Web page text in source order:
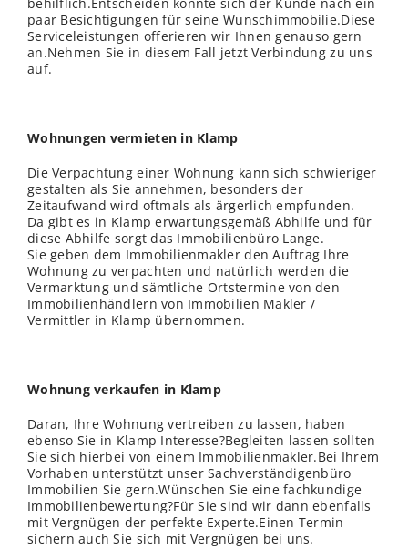
behilflich.Entscheiden konnte sich der Kunde nach ein
paar Besichtigungen für seine Wunschimmobilie.Diese
Serviceleistungen offerieren wir Ihnen genauso gern
an.Nehmen Sie in diesem Fall jetzt Verbindung zu uns
auf.
Wohnungen vermieten in Klamp
Die Verpachtung einer Wohnung kann sich schwieriger
gestalten als Sie annehmen, besonders der
Zeitaufwand wird oftmals als ärgerlich empfunden.
Da gibt es in Klamp erwartungsgemäß Abhilfe und für
diese Abhilfe sorgt das Immobilienbüro Lange.
Sie geben dem Immobilienmakler den Auftrag Ihre
Wohnung zu verpachten und natürlich werden die
Vermarktung und sämtliche Ortstermine von den
Immobilienhändlern von Immobilien Makler /
Vermittler in Klamp übernommen.
Wohnung verkaufen in Klamp
Daran, Ihre Wohnung vertreiben zu lassen, haben
ebenso Sie in Klamp Interesse?Begleiten lassen sollten
Sie sich hierbei von einem Immobilienmakler.Bei Ihrem
Vorhaben unterstützt unser Sachverständigenbüro
Immobilien Sie gern.Wünschen Sie eine fachkundige
Immobilienbewertung?Für Sie sind wir dann ebenfalls
mit Vergnügen der perfekte Experte.Einen Termin
sichern auch Sie sich mit Vergnügen bei uns.